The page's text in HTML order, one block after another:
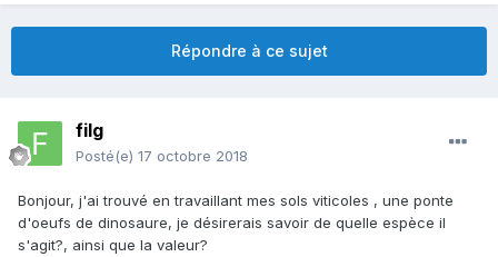
Répondre à ce sujet
filg
Posté(e) 17 octobre 2018
Bonjour, j'ai trouvé en travaillant mes sols viticoles , une ponte
d'oeufs de dinosaure, je désirerais savoir de quelle espèce il
s'agit?, ainsi que la valeur?